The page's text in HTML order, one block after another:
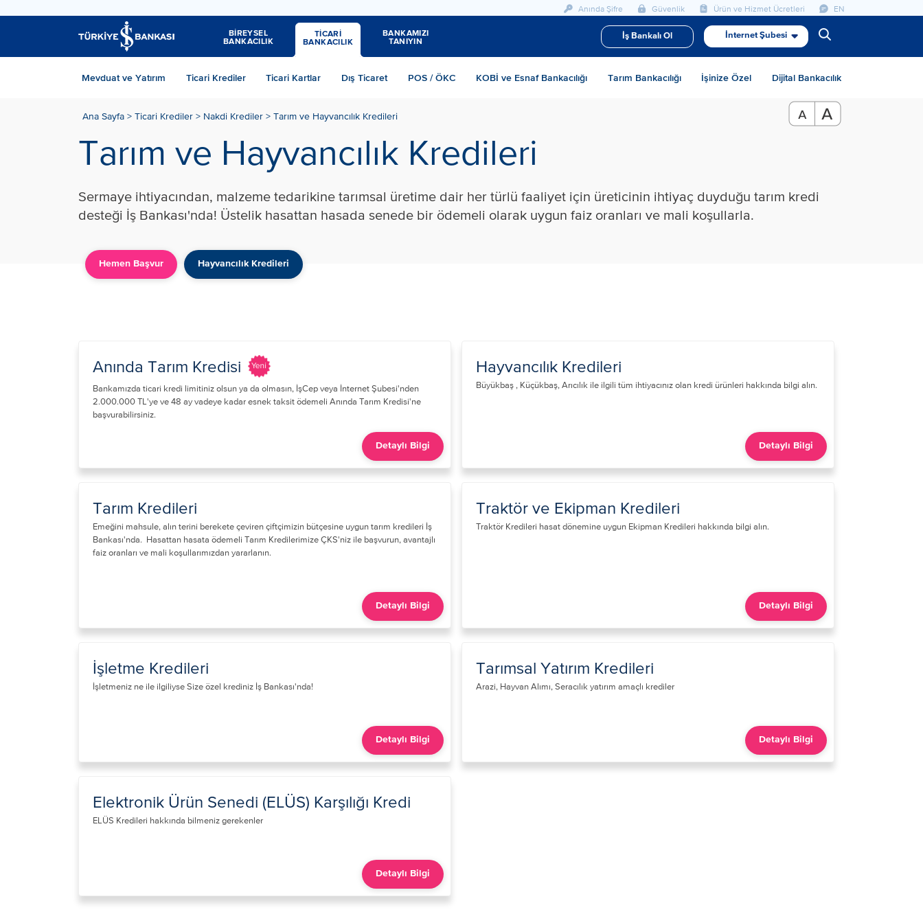
Anında Şifre Güvenlik Ürün ve Hizmet Ücretleri EN
BİREYSEL
BANKACILIK
TİCARİ
BANKACILIK
BANKAMIZI
TANIYIN
İş Bankalı Ol İnternet Şubesi
Mevduat ve Yatırım Ticari Krediler Ticari Kartlar Dış Ticaret POS / ÖKC KOBİ ve Esnaf Bankacılığı Tarım Bankacılığı İşinize Özel Dijital Bankacılık
Ana Sayfa > Ticari Krediler > Nakdi Krediler > Tarım ve Hayvancılık Kredileri
Tarım ve Hayvancılık Kredileri
Sermaye ihtiyacından, malzeme tedarikine tarımsal üretime dair her türlü faaliyet için üreticinin ihtiyaç duyduğu tarım kredi
desteği İş Bankası'nda! Üstelik hasattan hasada senede bir ödemeli olarak uygun faiz oranları ve mali koşullarla.​
Hemen Başvur Hayvancılık Kredileri
Anında Tarım Kredisi
​Bankamızda ticari kredi limitiniz olsun ya da olmasın, İşCep veya İnternet Şubesi'nden
2.000.000 TL'ye ve 48 ay vadeye kadar esnek taksit ödemeli Anında Tarım Kredisi'ne
başvurabilirsiniz.​​
Detaylı Bilgi
Hayvancılık Kredileri
Büyükbaş , Küçükbaş, Arıcılık ile ilgili tüm ihtiyacınız olan kredi ürünleri​ hakkında bilgi alın.
Detaylı Bilgi
Tarım Kredileri
Emeğini mahsule, alın terini berekete çeviren çiftçimizin bütçesine uygun tarım kredileri İş
Bankası'nda. Hasattan hasata ödemeli Tarım Kredilerimize ÇKS'niz ile başvurun, avantajlı
faiz oranları ve mali koşullarımızdan yararlanın.​
Detaylı Bilgi
Traktör ve Ekipman Kredileri
Traktör Kredileri hasat dönemine uygun Ekipman Kredileri​ hakkında bilgi alın.
Detaylı Bilgi
İşletme Kredileri
​İşletmeniz ne ile ilgiliyse Size özel krediniz İş Bankası'nda!
Detaylı Bilgi
Tarımsal Yatırım Kredileri
Arazi, Hayvan Alımı, Seracılık yatırım amaçlı krediler​
Detaylı Bilgi
Elektronik Ürün Senedi (ELÜS) Karşılığı Kredi
​ELÜS Kredileri hakkında bilmeniz gerekenler
Detaylı Bilgi